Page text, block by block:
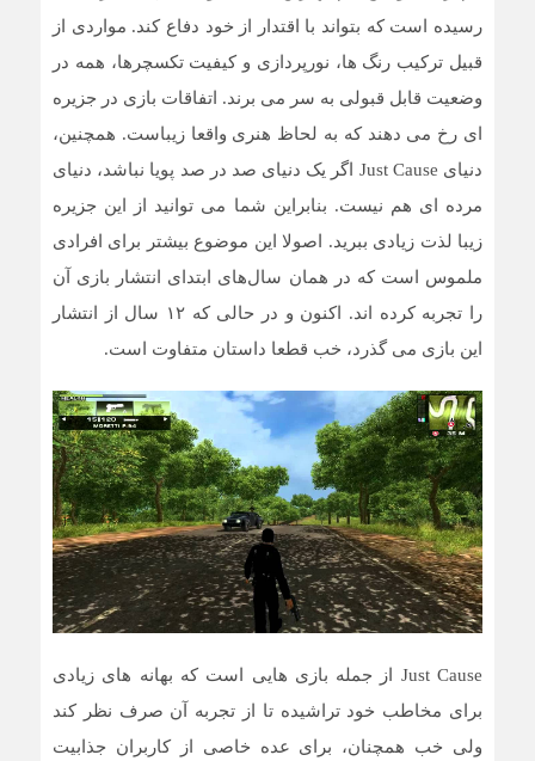
رسیده است که بتواند با اقتدار از خود دفاع کند. مواردی از
قبیل ترکیب رنگ ها، نورپردازی و کیفیت تکسچرها، همه در
وضعیت قابل قبولی به سر می برند. اتفاقات بازی در جزیره
ای رخ می دهند که به لحاظ هنری واقعا زیباست. همچنین،
دنیای Just Cause اگر یک دنیای صد در صد پویا نباشد، دنیای
مرده ای هم نیست. بنابراین شما می توانید از این جزیره
زیبا لذت زیادی ببرید. اصولا این موضوع بیشتر برای افرادی
ملموس است که در همان سال‌های ابتدای انتشار بازی آن
را تجربه کرده اند. اکنون و در حالی که ۱۲ سال از انتشار
این بازی می گذرد، خب قطعا داستان متفاوت است.
Just Cause از جمله بازی هایی است که بهانه های زیادی
برای مخاطب خود تراشیده تا از تجربه آن صرف نظر کند
ولی خب همچنان، برای عده خاصی از کاربران جذابیت